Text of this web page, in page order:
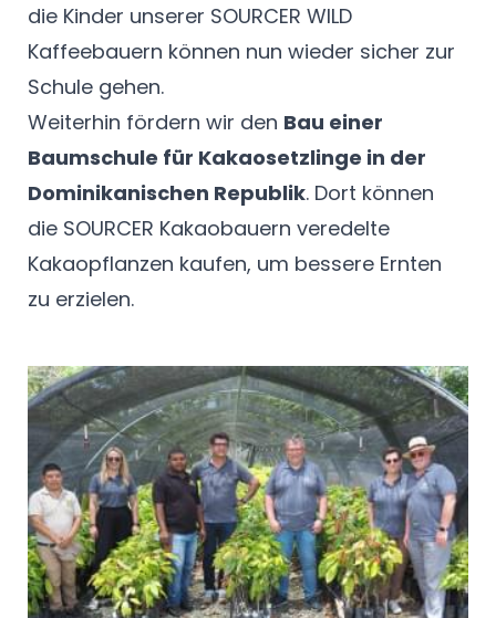
die Kinder unserer SOURCER WILD
Kaffeebauern können nun wieder sicher zur
Schule gehen.
Weiterhin fördern wir den Bau einer
Baumschule für Kakaosetzlinge in der
Dominikanischen Republik. Dort können
die SOURCER Kakaobauern veredelte
Kakaopflanzen kaufen, um bessere Ernten
zu erzielen.